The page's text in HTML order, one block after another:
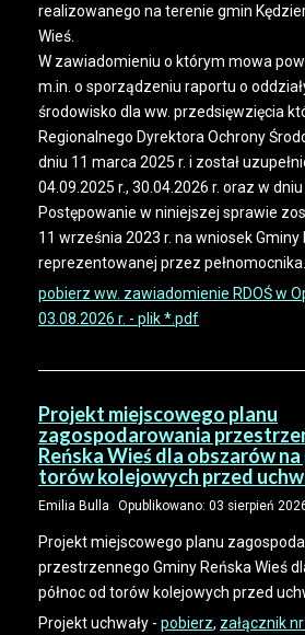
realizowanego na terenie gmin
Wieś.
W zawiadomieniu o którym mowa
m.in. o sporządzeniu raportu o
środowisko dla ww. przedsięwzięcia
Regionalnego Dyrektora Ochrony
dniu 11 marca 2025 r. i został
04.09.2025 r., 30.04.2026 r. oraz w dniu
Postępowanie w niniejszej sprawie
11 września 2023 r. na wniosek Gminy
reprezentowanej przez pełnomocnika.
pobierz ww. zawiadomienie RDOŚ w
03.08.2026 r. - plik *.pdf
Projekt miejscowego planu
zagospodarowania
Reńska Wieś dla obszarów na
torów kolejowych przed
Emilia Bulla Opublikowano: 03 sierpień
Projekt miejscowego planu
przestrzennego Gminy Reńska Wieś
północ od torów kolejowych przed
Projekt uchwały - pobierz, załącznik nr